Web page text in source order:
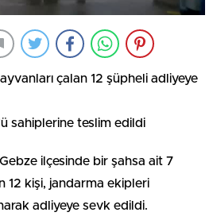
çalan 12 şüpheli adliyeye
sahiplerine teslim edildi
ilçesinde bir şahsa ait 7
12 kişi, jandarma ekipleri
adliyeye sevk edildi.